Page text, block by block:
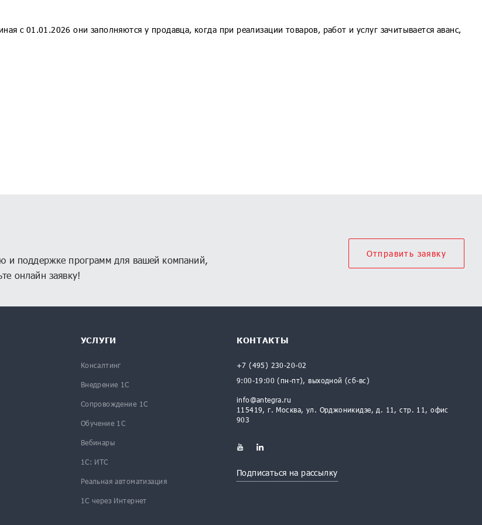
1С:Предприятие 8.3z
с 01.01.2026 они заполняются у продавца, когда при реализации товаров, работ и услуг зачитывается аванс,
и поддержке программ для вашей компаний,
онлайн заявку!
Отправить заявку
УСЛУГИ
Консалтинг
Внедрение 1С
Сопровождение 1С
Обучение 1С
Вебинары
1С: ИТС
Реальная автоматизация
1С через Интернет
КОНТАКТЫ
+7 (495) 230-20-02
9:00-19:00 (пн-пт), выходной (сб-вс)
info@antegra.ru
115419, г. Москва, ул. Орджоникидзе, д. 11, стр. 11, офис
903
Подписаться на рассылку